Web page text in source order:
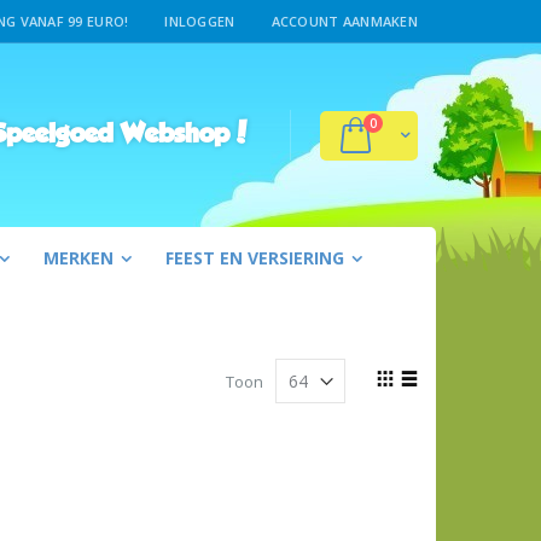
VANAF 99 EURO! INLOGGEN ACCOUNT AANMAKEN
Winkelwagen
0producten
Webshop!
MERKEN FEEST EN VERSIERING
Tonen
Toon